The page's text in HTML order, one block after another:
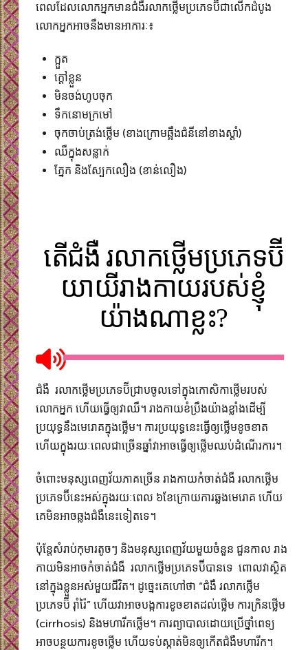
ពេលដែល​លោកអ្នកមានជំងឺរលាកថ្លើមប្រភេទប៊ីជាលើកដំបូង
លោកអ្នកអាចនឹងមានអាការៈ៖
ក្អួត
ក្តៅខ្លួន
មិនចង់ហូបចុក
ទឹកនោមក្រមៅ
ចុកចាប់ត្រង់ថ្លើម (ខាងក្រោមឆ្អឹងជំនីនៅខាងស្តាំ)
ឈឺក្នុងសន្លាក់
ភ្នែក និងស្បែកលឿង (ខាន់លឿង)​
តើជំងឺ រលាកថ្លើមប្រភេទប៊ី
យាយីរាងកាយរបស់ខ្ញុំ
យ៉ាងណាខ្លះ?
ជំងឺ រលាកថ្លើមប្រភេទប៊ីជ្រាបចូលទៅក្នុង​កោសិកាថ្លើម​របស់​
លោកអ្នក ហើយធ្វើឲ្យវាឈឺ។ រាងកាយខំប្រឹង​យ៉ាងខ្លាំងដើម្បី​
ប្រយុទ្ធនឹងមេរោគក្នុងថ្លើម។ ការប្រយុទ្ធនេះធ្វើឲ្យថ្លើមខូចខាត
ហើយក្នុងរយៈពេលជាច្រើនឆ្នាំវាអាចធ្វើឲ្យថ្លើមឈប់ដំណើរការ។​
ចំពោះមនុស្សពេញវ័យភាគច្រើន រាងកាយកំចាត់ជំងឺ រលាកថ្លើម
ប្រភេទប៊ីនេះ​អស់ក្នុងរយៈពេល ៦ខែក្រោយការ​ឆ្លងមេរោគ ហើយ
គេមិនអាចឆ្លងជំងឺនេះទៀតទេ។​
ប៉ុន្តែសំរាប់កុមារតូចៗ និងមនុស្សពេញវ័យមួយចំនួន ជួនកាល រាង
កាយ​មិនអាចកំចាត់ជំងឺ រលាកថ្លើមប្រភេទប៊ីបានទេ ពោលវាស្ថិត
នៅក្នុងខ្លួនអស់មួយជីវិត។ ដូច្នេះគេហៅថា “ជំងឺ រលាកថ្លើម
ប្រភេទប៊ី​ រ៉ាំរ៉ៃ”​ ហើយវាអាចបង្កការខូចខាត​ដល់ថ្លើម ការក្រិនថ្លើម​
(cirrhosis) និងមហារីកថ្លើម។ ការព្យាបាលដោយប្រើថ្នាំពេទ្យ​
អាចបន្ថយការខូចថ្លើម ហើយ​ទប់​ស្កាត់​មិនឲ្យកើតជំងឺមហារីក។